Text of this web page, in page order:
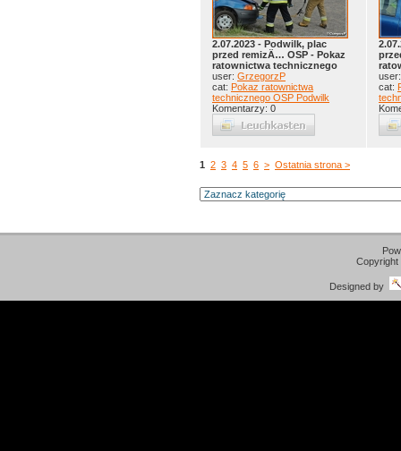
2.07.2023 - Podwilk, plac
przed remizÄ… OSP - Pokaz
ratownictwa technicznego
user: GrzegorzP
cat: Pokaz ratownictwa
technicznego OSP Podwilk
Komentarzy: 0
cat:
1 2 3 4 5 6 > Ostatnia strona >
Designed by